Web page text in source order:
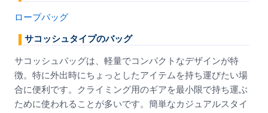
ロープバッグ
サコッシュタイプのバッグ
サコッシュバッグは、軽量でコンパクトなデザインが特
徴。特に外出時にちょっとしたアイテムを持ち運びたい場
合に便利です。クライミング用のギアを最小限で持ち運ぶ
ために使われることが多いです。簡単なカジュアルスタイ